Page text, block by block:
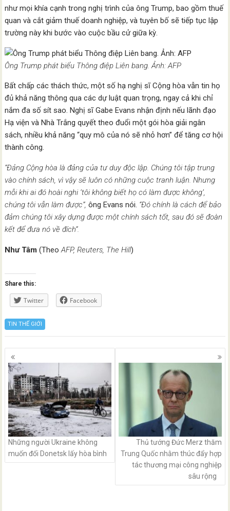
như mọi khía cạnh trong nghị trình của ông Trump, bao gồm thuế
quan và cắt giảm thuế doanh nghiệp, và tuyên bố sẽ tiếp tục lập
trường này khi bước vào cuộc bầu cử giữa kỳ.
Ông Trump phát biểu Thông điệp Liên bang. Ảnh: AFP
Bất chấp các thách thức, một số hạ nghị sĩ Cộng hòa vẫn tin họ
đủ khả năng thông qua các dự luật quan trọng, ngay cả khi chỉ
nắm đa số sít sao. Nghị sĩ Gabe Evans nhận định nếu lãnh đạo
Hạ viện và Nhà Trắng quyết theo đuổi một gói hòa giải ngân
sách, nhiều khả năng “quy mô của nó sẽ nhỏ hơn” để tăng cơ hội
thành công.
“Đảng Cộng hòa là đảng của tư duy độc lập. Chúng tôi tập trung
vào chính sách, vì vậy sẽ luôn có những cuộc tranh luận. Nhưng
mỗi khi ai đó hoài nghi ‘tôi không biết họ có làm được không’,
chúng tôi vẫn làm được”,ông Evans nói. “Đó chính là cách để bảo
đảm chúng tôi xây dựng được một chính sách tốt, sau đó sẽ đoàn
kết để đưa nó về đích”.
Như Tâm (TheoAFP, Reuters, The Hill)
Share this:
Twitter Facebook
TIN THẾ GIỚI
Posts
navigation
Những người Ukraine không
muốn đổi Donetsk lấy hòa bình
Thủ tướng Đức Merz thăm
Trung Quốc nhằm thúc đẩy hợp
tác thương mại công nghiệp
sâu rộng